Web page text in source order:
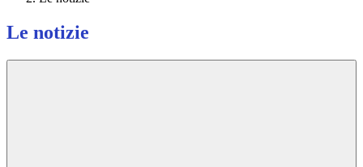
Le notizie